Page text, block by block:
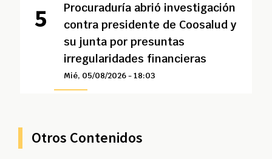
Procuraduría abrió investigación
contra presidente de Coosalud y
su junta por presuntas
irregularidades financieras
Mié, 05/08/2026 - 18:03
Otros Contenidos